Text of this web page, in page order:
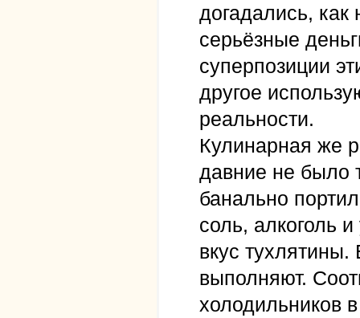
догадались,
серьёзные
суперпозиции
другое
реальности.
Кулинарная же
давние не было
банально
соль, алкоголь
вкус
выполняют.
холодильников